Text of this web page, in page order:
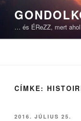
Tartalomhoz
… és ÉReZZ, mert
CÍMKE:
BEKÜLDVE:
2016. JÚLIUS 25.